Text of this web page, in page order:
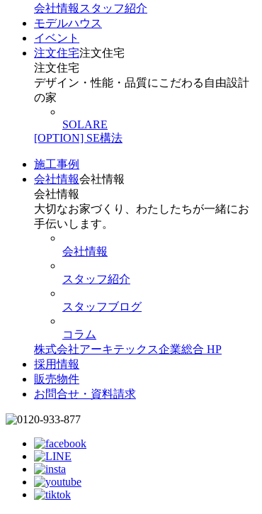
会社情報 スタッフ紹介
モデルハウス
イベント
注文住宅注文住宅
注文住宅
デザイン・性能・品質にこだわる自由設計
の家
SOLARE
[OPTION] SE構法
施工事例
会社情報会社情報
会社情報
大切なお家づくり、わたしたちが一緒にお
手伝いします。
会社情報
スタッフ紹介
スタッフブログ
コラム
株式会社アーキテックス企業総合 HP
採用情報
販売物件
お問合せ・資料請求